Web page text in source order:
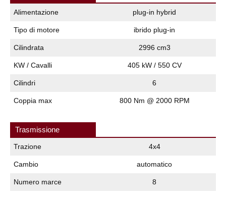
Alimentazione plug-in hybrid
Tipo di motore ibrido plug-in
Cilindrata 2996 cm3
KW / Cavalli 405 kW / 550 CV
Cilindri 6
Coppia max 800 Nm @ 2000 RPM
Trasmissione
Trazione 4x4
Cambio automatico
Numero marce 8